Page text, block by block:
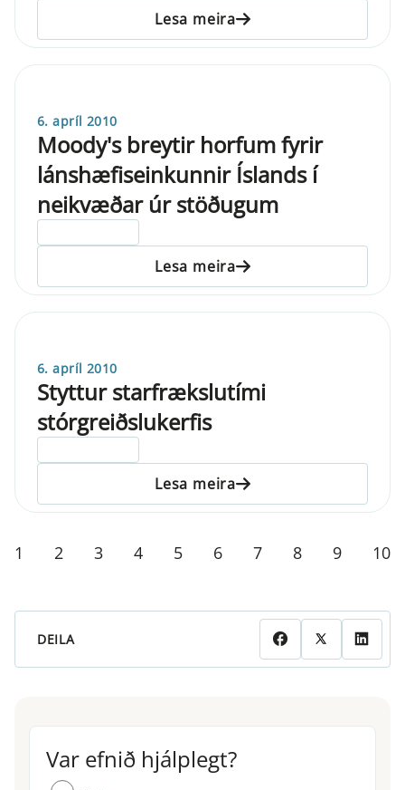
Lesa meira
6. apríl 2010
Moody's breytir horfum fyrir
lánshæfiseinkunnir Íslands í
neikvæðar úr stöðugum
Lesa meira
6. apríl 2010
Styttur starfrækslutími
stórgreiðslukerfis
Lesa meira
1 2 3 4 5 6 7 8 9 10
DEILA
Var efnið hjálplegt?
Var efnið hjálplegt?